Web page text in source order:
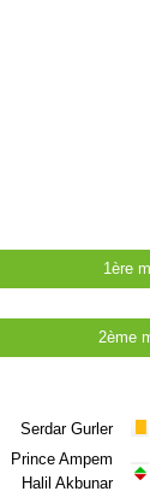
1ère
2ème
Serdar Gurler
Prince Ampem
Halil Akbunar